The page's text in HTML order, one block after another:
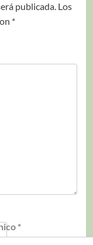
publicada. Los
*
*